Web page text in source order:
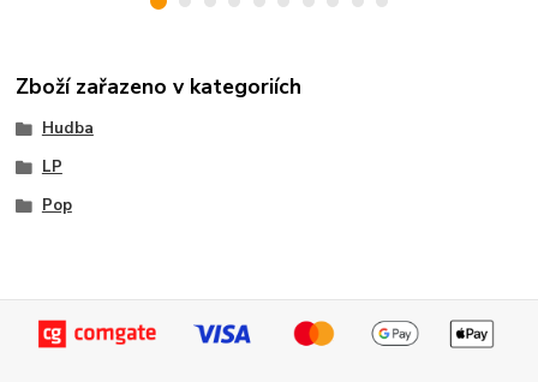
Zboží zařazeno v kategoriích
Hudba
LP
Pop